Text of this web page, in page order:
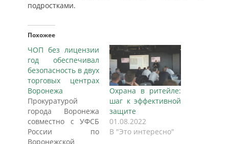
подростками.
Похожее
ЧОП без лицензии
год обеспечивал
безопасность в двух
торговых центрах
Воронежа
Прокуратурой
города Воронежа
совместно с УФСБ
России по
Воронежской
Охрана в ритейле:
шаг к эффективной
защите
01.08.2022
В "Это интересно"